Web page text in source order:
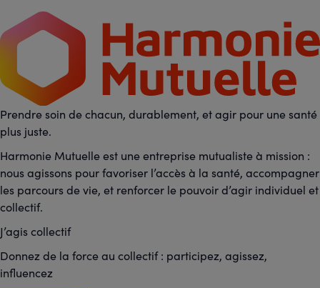
Prendre soin de chacun, durablement, et agir pour une santé
plus juste.
Harmonie Mutuelle est une entreprise mutualiste à mission :
nous agissons pour favoriser l’accès à la santé, accompagner
les parcours de vie, et renforcer le pouvoir d’agir individuel et
collectif.
J’agis collectif
Donnez de la force au collectif : participez, agissez,
influencez